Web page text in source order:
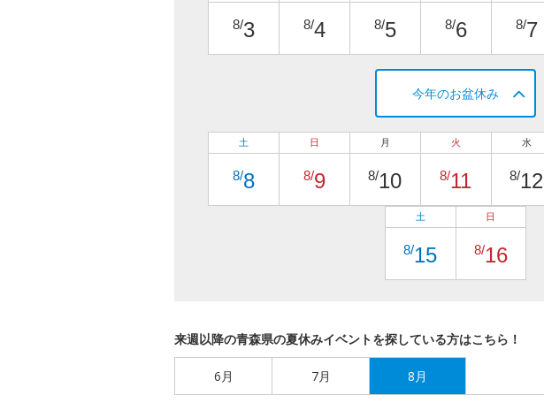
8/3 8/4 8/5 8/6 8/7
今年のお盆休み
土
8/8
日
8/9
月
8/10
火
8/11
水
8/12
土
8/15
日
8/16
来週以降の青森県の夏休みイベントを探している方はこちら！
6月 7月 8月